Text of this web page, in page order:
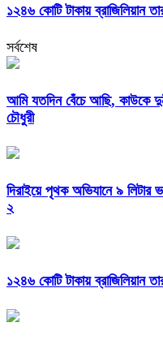
১২৪৬ কোটি টাকায় ব্রাজিলিয়ান
সর্বশেষ
আমি যতদিন বেঁচে আছি, কাউকে
চৌধুরী
দিরাইয়ে পৃথক অভিযানে ৯ লিটার
২
১২৪৬ কোটি টাকায় ব্রাজিলিয়ান